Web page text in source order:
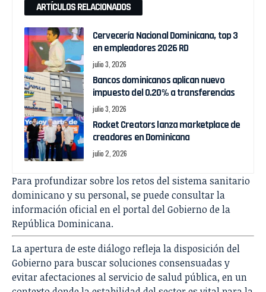
ARTÍCULOS RELACIONADOS
Cervecería Nacional Dominicana, top 3
en empleadores 2026 RD
julio 3, 2026
Bancos dominicanos aplican nuevo
impuesto del 0.20% a transferencias
julio 3, 2026
Rocket Creators lanza marketplace de
creadores en Dominicana
julio 2, 2026
Para profundizar sobre los retos del sistema sanitario
dominicano y su personal, se puede consultar la
información oficial en el portal delGobierno de la
República Dominicana.
La apertura de este diálogo refleja la disposición del
Gobierno para buscar soluciones consensuadas y
evitar afectaciones al servicio de salud pública, en un